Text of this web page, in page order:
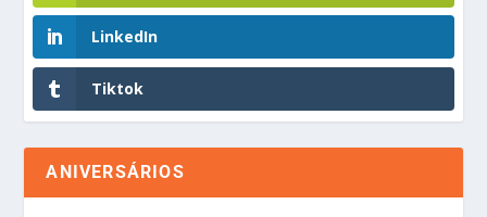
LinkedIn
Tiktok
ANIVERSÁRIOS